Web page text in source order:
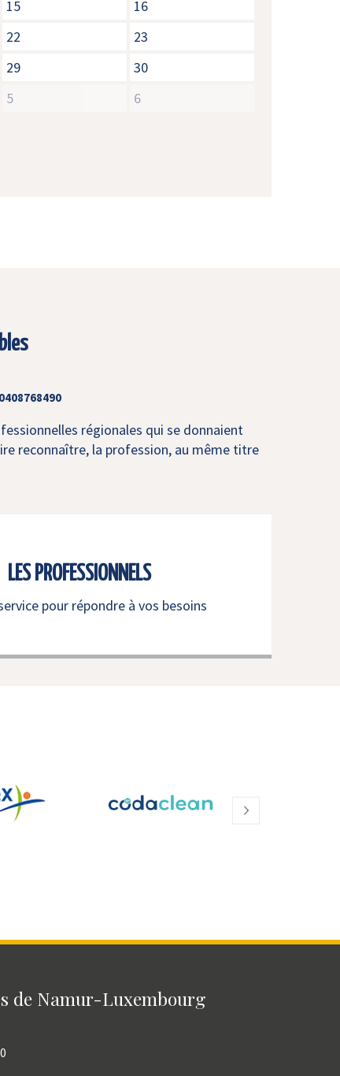
15
16
22
23
29
30
5 6
régionales qui se donnaient
reconnaître, la profession, au même titre
LES PROFESSIONNELS
pour répondre à vos besoins
de Namur-Luxembourg